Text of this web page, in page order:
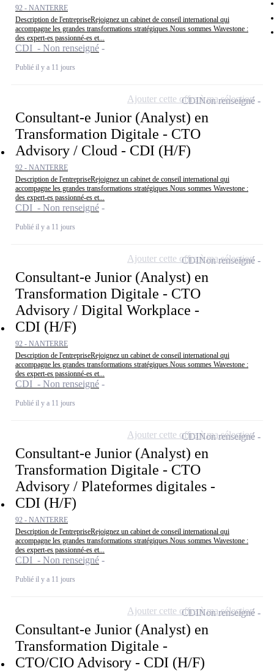
92 - NANTERRE
Description de l'entrepriseRejoignez un cabinet de conseil international qui
accompagne les grandes transformations stratégiques.Nous sommes Wavestone :
des expert-es passionné-es et...
CDI - Non renseigné
Publié il y a 11 jours
Consultant-e Junior (Analyst) en
Transformation Digitale - CTO
Advisory / Cloud - CDI (H/F)
92 - NANTERRE
Description de l'entrepriseRejoignez un cabinet de conseil international qui
accompagne les grandes transformations stratégiques.Nous sommes Wavestone :
des expert-es passionné-es et...
CDI - Non renseigné
Publié il y a 11 jours
CDINon renseigné
Ajouter cette offre à ma sélection
Consultant-e Junior (Analyst) en
Transformation Digitale - CTO
Advisory / Digital Workplace -
CDI (H/F)
92 - NANTERRE
Description de l'entrepriseRejoignez un cabinet de conseil international qui
accompagne les grandes transformations stratégiques.Nous sommes Wavestone :
des expert-es passionné-es et...
CDI - Non renseigné
Publié il y a 11 jours
CDINon renseigné
Ajouter cette offre à ma sélection
Consultant-e Junior (Analyst) en
Transformation Digitale - CTO
Advisory / Plateformes digitales -
CDI (H/F)
92 - NANTERRE
Description de l'entrepriseRejoignez un cabinet de conseil international qui
accompagne les grandes transformations stratégiques.Nous sommes Wavestone :
des expert-es passionné-es et...
CDI - Non renseigné
Publié il y a 11 jours
CDINon renseigné
Ajouter cette offre à ma sélection
Consultant-e Junior (Analyst) en
Transformation Digitale -
CTO/CIO Advisory - CDI (H/F)
CDINon renseigné
Ajouter cette offre à ma sélection